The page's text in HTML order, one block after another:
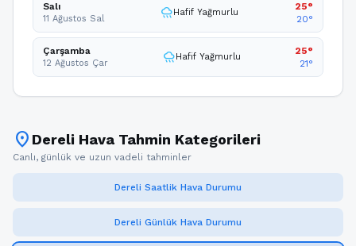
Salı
11 Ağustos Sal rainyHafif Yağmurlu
25°
20°
Çarşamba
12 Ağustos Çar rainyHafif Yağmurlu
25°
21°
location_on Dereli Hava Tahmin Kategorileri
Canlı, günlük ve uzun vadeli tahminler
Dereli Saatlik Hava Durumu
Dereli Günlük Hava Durumu